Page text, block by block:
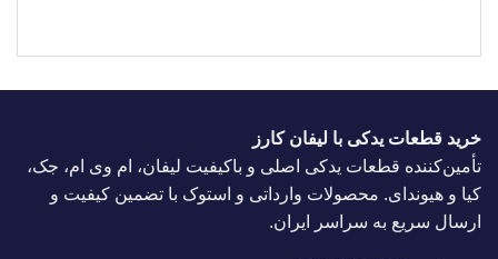
خرید قطعات یدکی با لیفان کارز
تأمین‌کننده قطعات یدکی اصلی و باکیفیت لیفان، ام وی ام، جک،
کیا و هیوندای. محصولات وارداتی و استوک با تضمین کیفیت و
ارسال سریع به سراسر ایران.